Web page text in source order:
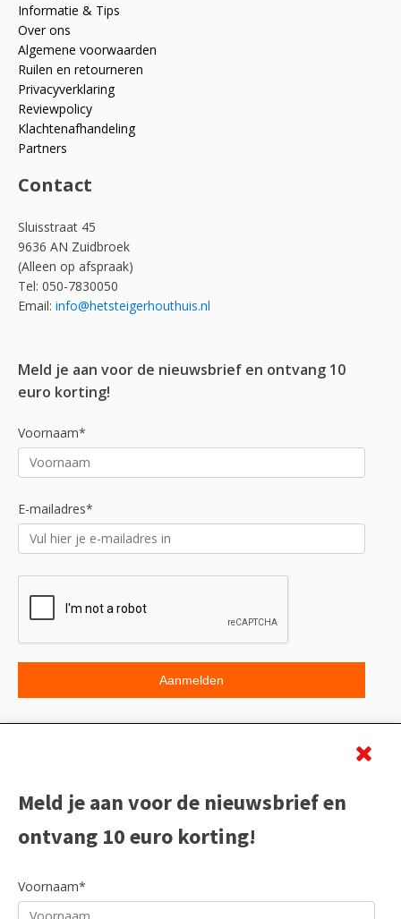
Informatie & Tips
Over ons
Algemene voorwaarden
Ruilen en retourneren
Privacyverklaring
Reviewpolicy
Klachtenafhandeling
Partners
Contact
Sluisstraat 45
9636 AN Zuidbroek
(Alleen op afspraak)
Tel: 050-7830050
Email: info@hetsteigerhouthuis.nl
Meld je aan voor de nieuwsbrief en ontvang 10
euro korting!
Voornaam*
E-mailadres*
Meld je aan voor de nieuwsbrief en
ontvang 10 euro korting!
Voornaam*